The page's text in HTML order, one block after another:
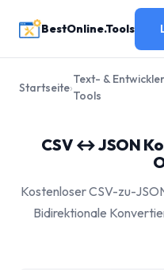
BestOnline.Tools
Startseite›
Text- &
Tools
CSV ↔ JSON
Kostenloser CSV-zu-
Bidirektionale